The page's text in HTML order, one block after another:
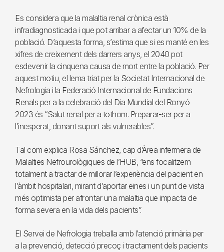
Es considera que la malaltia renal crònica està
infradiagnosticada i que pot arribar a afectar un 10% de la
població. D’aquesta forma, s’estima que si es manté en les
xifres de creixement dels darrers anys, el 2040 pot
esdevenir la cinquena causa de mort entre la població. Per
aquest motiu, el lema triat per la Societat Internacional de
Nefrologia i la Federació Internacional de Fundacions
Renals per a la celebració del Dia Mundial del Ronyó
2023 és “Salut renal per a tothom. Preparar-ser per a
l’inesperat, donant suport als vulnerables”.
Tal com explica Rosa Sánchez, cap d’Àrea infermera de
Malalties Nefrourològiques de l’HUB, “ens focalitzem
totalment a tractar de millorar l’experiència del pacient en
l’àmbit hospitalari, mirant d’aportar eines i un punt de vista
més optimista per afrontar una malaltia que impacta de
forma severa en la vida dels pacients”.
El Servei de Nefrologia treballa amb l’atenció primària per
a la prevenció, detecció precoç i tractament dels pacients